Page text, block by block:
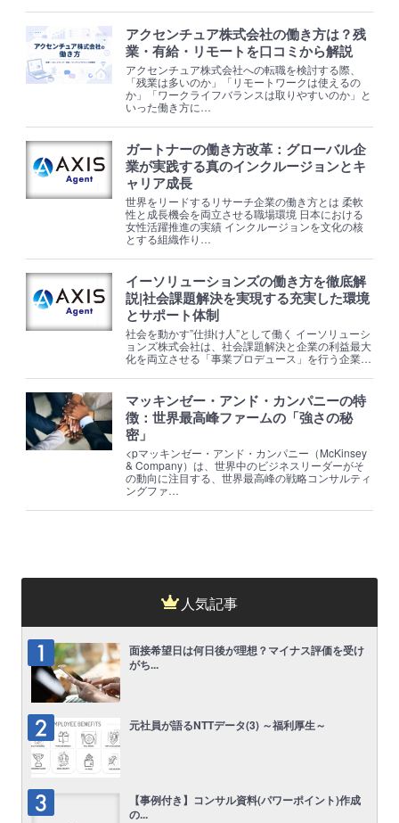
アクセンチュア株式会社の働き方は？残
業・有給・リモートを口コミから解説
アクセンチュア株式会社への転職を検討する際、
「残業は多いのか」「リモートワークは使えるの
か」「ワークライフバランスは取りやすいのか」と
いった働き方に…
ガートナーの働き方改革：グローバル企
業が実践する真のインクルージョンとキ
ャリア成長
世界をリードするリサーチ企業の働き方とは 柔軟
性と成長機会を両立させる職場環境 日本における
女性活躍推進の実績 インクルージョンを文化の核
とする組織作り…
イーソリューションズの働き方を徹底解
説|社会課題解決を実現する充実した環境
とサポート体制
社会を動かす”仕掛け人”として働く イーソリューシ
ョンズ株式会社は、社会課題解決と企業の利益最大
化を両立させる「事業プロデュース」を行う企業…
マッキンゼー・アンド・カンパニーの特
徴：世界最高峰ファームの「強さの秘
密」
<pマッキンゼー・アンド・カンパニー（McKinsey
& Company）は、世界中のビジネスリーダーがそ
の動向に注目する、世界最高峰の戦略コンサルティ
ングファ…
人気記事
面接希望日は何日後が理想？マイナス評価を受け
がち...
元社員が語るNTTデータ(3) ～福利厚生～
【事例付き】コンサル資料(パワーポイント)作成
の...